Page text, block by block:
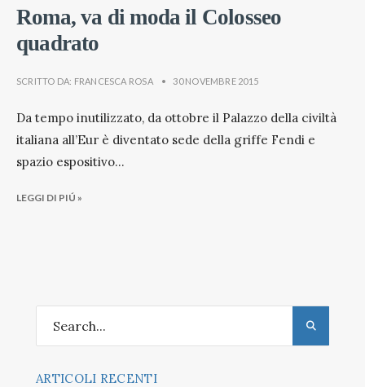
Roma, va di moda il Colosseo
quadrato
SCRITTO DA: FRANCESCA ROSA • 30 NOVEMBRE 2015
Da tempo inutilizzato, da ottobre il Palazzo della civiltà
italiana all’Eur è diventato sede della griffe Fendi e
spazio espositivo...
LEGGI DI PIÚ »
ARTICOLI RECENTI